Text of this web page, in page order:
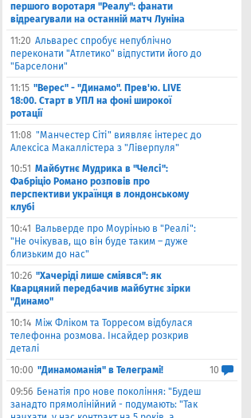
першого воротаря "Реалу": фанати
відреагували на останній матч Луніна
11:20 Альварес спробує непублічно
переконати "Атлетико" відпустити його до
"Барселони"
11:15 "Верес" - "Динамо". Прев'ю. LIVE
18:00. Старт в УПЛ на фоні широкої
ротації
11:08 "Манчестер Сіті" виявляє інтерес до
Алексіса Макаллістера з "Ліверпуля"
10:51 Майбутнє Мудрика в "Челсі":
Фабріціо Романо розповів про
перспективи українця в лондонському
клубі
10:41
Вальверде про Моурінью в "Реалі":
"Не очікував, що він буде таким – дуже
близьким до нас"
10:26 "Хачеріді лише сміявся": як
Кварцяний передбачив майбутнє зірки
"Динамо"
10:14 Між Фліком та Торресом відбулася
телефонна розмова. Інсайдер розкрив
деталі
10:00 "Динамоманія" в Телеграмі!
10
09:56 Бенатія про нове покоління: "Будеш
занадто прямолінійний - подумають: "Так